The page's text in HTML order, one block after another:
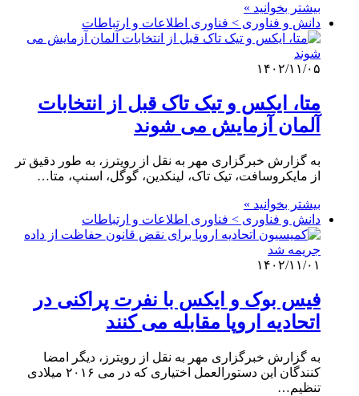
بیشتر بخوانید »
دانش و فناوری > فناوری اطلاعات و ارتباطات
۱۴۰۲/۱۱/۰۵
متا، ایکس و تیک تاک قبل از انتخابات
آلمان آزمایش می شوند
به گزارش خبرگزاری مهر به نقل از رویترز، به طور دقیق تر
از مایکروسافت، تیک تاک، لینکدین، گوگل، اسنپ، متا…
بیشتر بخوانید »
دانش و فناوری > فناوری اطلاعات و ارتباطات
۱۴۰۲/۱۱/۰۱
فیس بوک و ایکس با نفرت پراکنی در
اتحادیه اروپا مقابله می کنند
به گزارش خبرگزاری مهر به نقل از رویترز، دیگر امضا
کنندگان این دستورالعمل اختیاری که در می ۲۰۱۶ میلادی
تنظیم…